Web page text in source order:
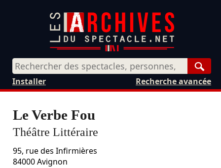
Recherche avancée
Installer
Le Verbe Fou
Théâtre Littéraire
95, rue des Infirmières
84000 Avignon